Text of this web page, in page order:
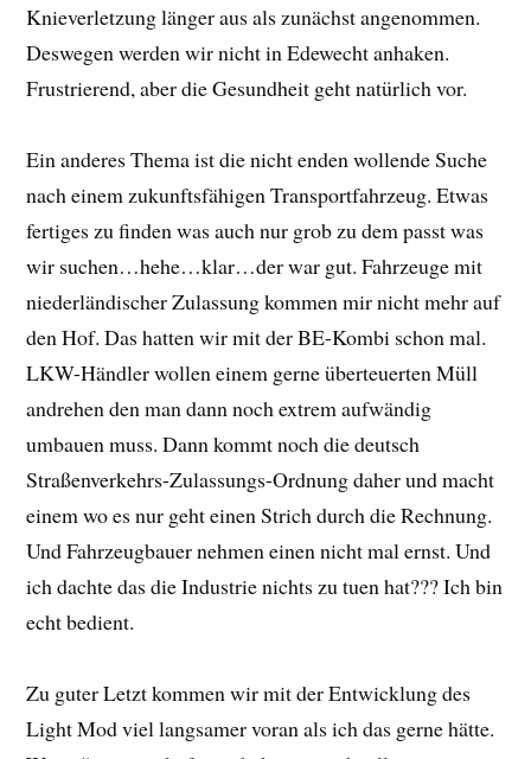
Knieverletzung länger aus als zunächst angenommen.
Deswegen werden wir nicht in Edewecht anhaken.
Frustrierend, aber die Gesundheit geht natürlich vor.
Ein anderes Thema ist die nicht enden wollende Suche
nach einem zukunftsfähigen Transportfahrzeug. Etwas
fertiges zu finden was auch nur grob zu dem passt was
wir suchen…hehe…klar…der war gut. Fahrzeuge mit
niederländischer Zulassung kommen mir nicht mehr auf
den Hof. Das hatten wir mit der BE-Kombi schon mal.
LKW-Händler wollen einem gerne überteuerten Müll
andrehen den man dann noch extrem aufwändig
umbauen muss. Dann kommt noch die deutsch
Straßenverkehrs-Zulassungs-Ordnung daher und macht
einem wo es nur geht einen Strich durch die Rechnung.
Und Fahrzeugbauer nehmen einen nicht mal ernst. Und
ich dachte das die Industrie nichts zu tuen hat??? Ich bin
echt bedient.
Zu guter Letzt kommen wir mit der Entwicklung des
Light Mod viel langsamer voran als ich das gerne hätte.